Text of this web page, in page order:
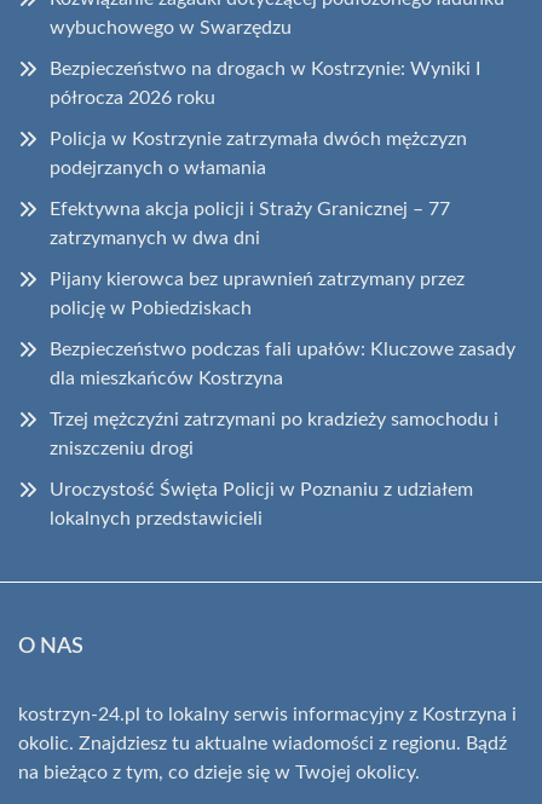
wybuchowego w Swarzędzu
Bezpieczeństwo na drogach w Kostrzynie: Wyniki I
półrocza 2026 roku
Policja w Kostrzynie zatrzymała dwóch mężczyzn
podejrzanych o włamania
Efektywna akcja policji i Straży Granicznej – 77
zatrzymanych w dwa dni
Pijany kierowca bez uprawnień zatrzymany przez
policję w Pobiedziskach
Bezpieczeństwo podczas fali upałów: Kluczowe zasady
dla mieszkańców Kostrzyna
Trzej mężczyźni zatrzymani po kradzieży samochodu i
zniszczeniu drogi
Uroczystość Święta Policji w Poznaniu z udziałem
lokalnych przedstawicieli
O NAS
kostrzyn-24.pl to lokalny serwis informacyjny z Kostrzyna i
okolic. Znajdziesz tu aktualne wiadomości z regionu. Bądź
na bieżąco z tym, co dzieje się w Twojej okolicy.